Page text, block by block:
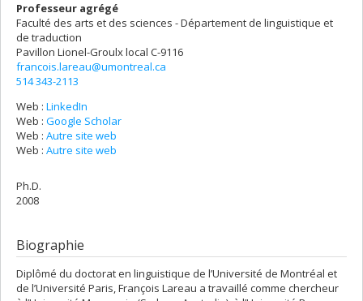
Professeur agrégé
Faculté des arts et des sciences - Département de linguistique et
de traduction
Pavillon Lionel-Groulxlocal C-9116
francois.lareau@umontreal.ca
514 343-2113
Web : LinkedIn
Web : Google Scholar
Web : Autre site web
Web : Autre site web
Ph.D.
2008
Biographie
Diplômé du doctorat en linguistique de l’Université de Montréal et
de l’Université Paris, François Lareau a travaillé comme chercheur